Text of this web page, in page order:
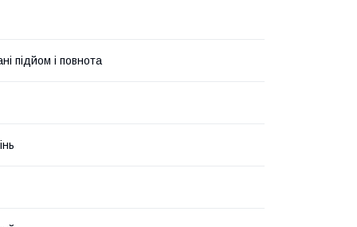
підйом і повнота